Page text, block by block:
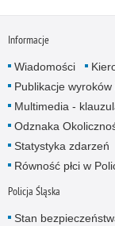
Informacje
Wiadomości
Publikacje
Multimedia -
Odznaka
Statystyka zdarzeń
Równość płci w
Policja Śląska
Stan